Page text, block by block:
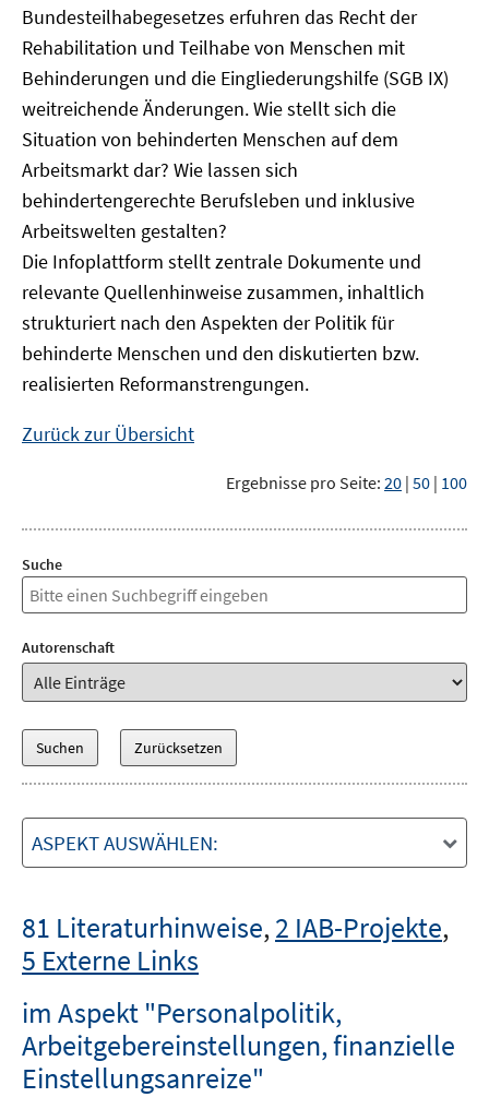
Bundesteilhabegesetzes erfuhren das Recht der
Rehabilitation und Teilhabe von Menschen mit
Behinderungen und die Eingliederungshilfe (SGB IX)
weitreichende Änderungen. Wie stellt sich die
Situation von behinderten Menschen auf dem
Arbeitsmarkt dar? Wie lassen sich
behindertengerechte Berufsleben und inklusive
Arbeitswelten gestalten?
Die Infoplattform stellt zentrale Dokumente und
relevante Quellenhinweise zusammen, inhaltlich
strukturiert nach den Aspekten der Politik für
behinderte Menschen und den diskutierten bzw.
realisierten Reformanstrengungen.
Zurück zur Übersicht
Ergebnisse pro Seite: 20 | 50 | 100
Suche
Autorenschaft
ASPEKT AUSWÄHLEN:
81 Literaturhinweise,2 IAB-Projekte,
5 Externe Links
im Aspekt "Personalpolitik,
Arbeitgebereinstellungen, finanzielle
Einstellungsanreize"